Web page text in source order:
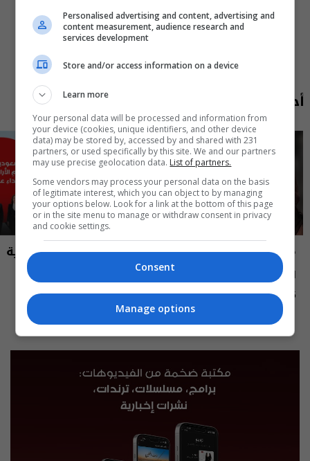
أحدث الحلقات
مايك السومرية
الاعلامية والممثلة نغم المسعودي -
MIC Alsumaria م٢ - الحلقة ١٠ | season
15:30 | 2026-08-05
نشرة أخبار السومرية
12:45 | 2026-08-05
Personalised advertising and content, advertising and
content measurement, audience research and
services development
Store and/or access information on a device
Learn more
Your personal data will be processed and information from
your device (cookies, unique identifiers, and other device
data) may be stored by, accessed by and shared with 231
partners, or used specifically by this site. We and our partners
may use precise geolocation data. List of partners.
Some vendors may process your personal data on the basis
of legitimate interest, which you can object to by managing
your options below. Look for a link at the bottom of this page
or in the site menu to manage or withdraw consent in privacy
and cookie settings.
Consent
Manage options